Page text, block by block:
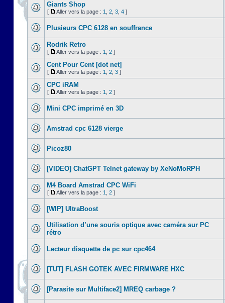
Giants Shop
[ Aller vers la page : 1 2 3 4 ]
Plusieurs CPC 6128 en souffrance
Rodrik Retro
[ Aller vers la page : 1 2 ]
Cent Pour Cent [dot net]
[ Aller vers la page : 1 2 3 ]
CPC iRAM
[ Aller vers la page : 1 2 ]
Mini CPC imprimé en 3D
Amstrad cpc 6128 vierge
Picoz80
[VIDEO] ChatGPT Telnet gateway by XeNoMoRPH
M4 Board Amstrad CPC WiFi
[ Aller vers la page : 1 2 ]
[WIP] UltraBoost
Utilisation d’une souris optique avec caméra sur PC
rétro
Lecteur disquette de pc sur cpc464
[TUT] FLASH GOTEK AVEC FIRMWARE HXC
[Parasite sur Multiface2] MREQ carbage ?